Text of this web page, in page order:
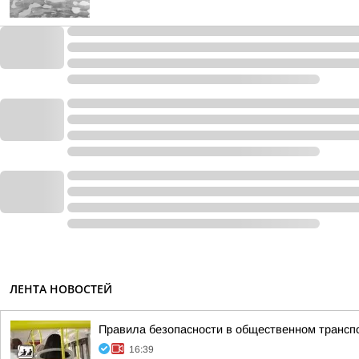
ЛЕНТА НОВОСТЕЙ
Правила безопасности в общественном
16:39